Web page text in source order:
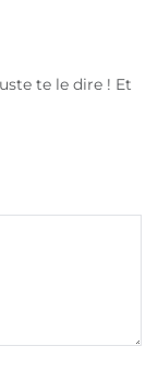
te le dire ! Et